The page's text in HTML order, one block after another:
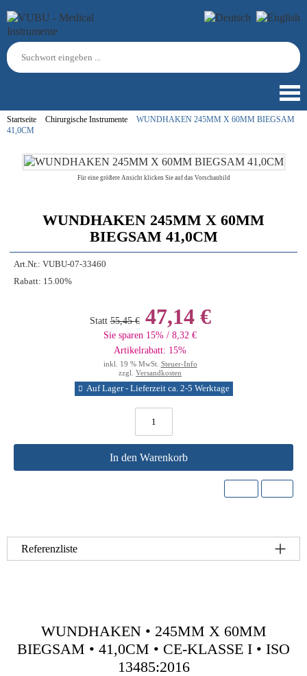
Startseite Chirurgische Instrumente
WUNDHAKEN 245MM X 60MM BIEGSAM
41,0CM
Für eine größere Ansicht klicken Sie auf das Vorschaubild
WUNDHAKEN 245MM X 60MM
BIEGSAM 41,0CM
Art.Nr.: VUBU-07-33460
Rabatt: 15.00%
Statt 55,45 €47,14 €
Sie sparen 15% / 8,32 €
Artikelrabatt: 15%
inkl. 19 % MwSt. Steuer-Info
zzgl. Versandkosten
Auf Lager - Lieferzeit ca. 2-5 Werktage
In den Warenkorb
Referenzliste
WUNDHAKEN • 245MM X 60MM
BIEGSAM • 41,0CM • CE-KLASSE I • ISO
13485:2016